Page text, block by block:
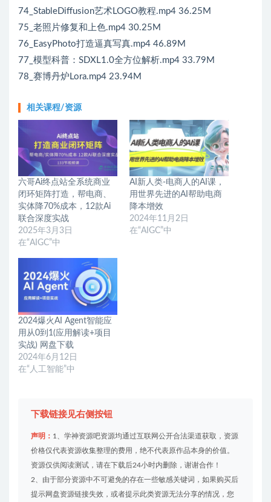
74_StableDiffusion艺术LOGO教程.mp4 36.25M
75_老照片修复和上色.mp4 30.25M
76_EasyPhoto打造逼真写真.mp4 46.89M
77_模型科普：SDXL1.0全方位解析.mp4 33.79M
78_赛博丹炉Lora.mp4 23.94M
相关课程/资源
六哥Ai终点站全系统商业
闭环矩阵打造，帮电商、
实体降70%成本，12款Ai
联合深度实战
2025年3月3日
在“AIGC”中
AI新人类-电商人的AI课，
用世界先进的AI帮助电商
降本增效
2024年11月2日
在“AIGC”中
2024爆火AI Agent智能应
用从0到1(应用解读+项目
实战) 网盘下载
2024年6月12日
在“人工智能”中
下载链接见右侧按钮
声明： 1、学神资源吧资源均通过互联网公开合法渠道获取，资源
价格仅代表资源收集整理的费用，绝不代表原作品本身的价值。
资源仅供阅读测试，请在下载后24小时内删除，谢谢合作！
2、由于部分资源中不可避免的存在一些敏感关键词，如果购买后
提示网盘资源链接失效，或者提示此类资源无法分享的情况，您